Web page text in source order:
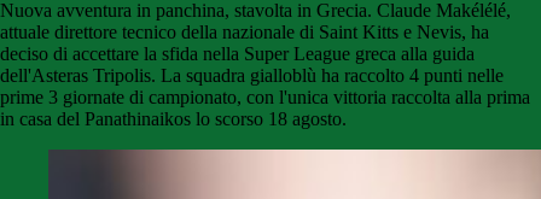
Nuova avventura in panchina, stavolta in Grecia. Claude Makélélé,
attuale direttore tecnico della nazionale di Saint Kitts e Nevis, ha
deciso di accettare la sfida nella Super League greca alla guida
dell'Asteras Tripolis. La squadra gialloblù ha raccolto 4 punti nelle
prime 3 giornate di campionato, con l'unica vittoria raccolta alla prima
in casa del Panathinaikos lo scorso 18 agosto.